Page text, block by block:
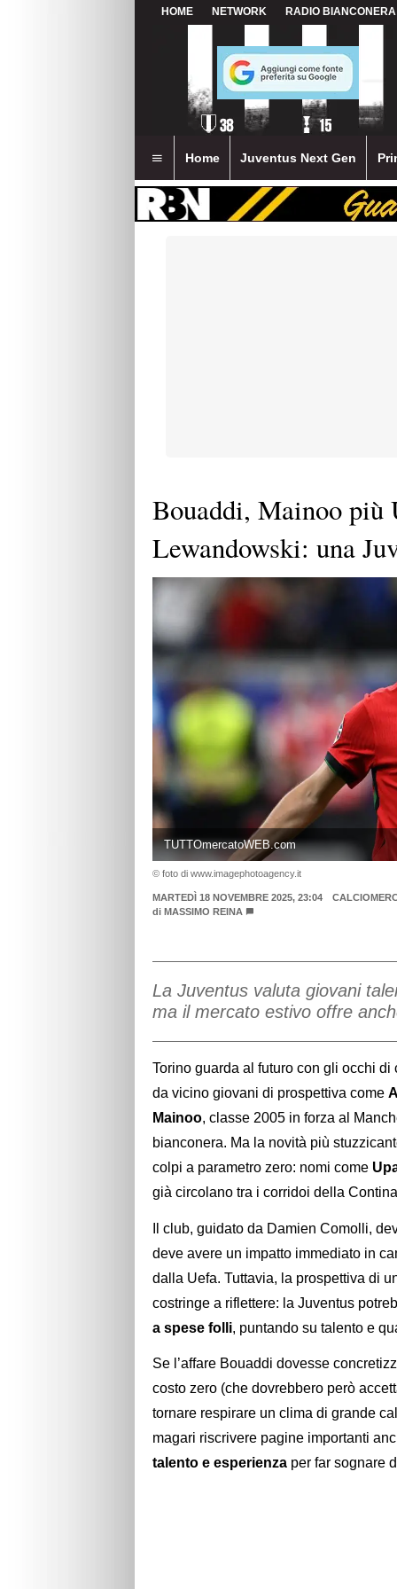
HOME NETWORK RADIO BIANCONERA
Home Juventus Next Gen
Bouaddi, Mainoo più
Lewandowski: una
TUTTOmercatoWEB.com
© foto di www.imagephotoagency.it
MARTEDÌ 18 NOVEMBRE 2025, 23:04
di MASSIMO REINA
La Juventus valuta giovani
ma il mercato estivo offre
Torino guarda al futuro con gli occhi
da vicino giovani di prospettiva come
Mainoo, classe 2005 in forza al
bianconera. Ma la novità più
colpi a parametro zero: nomi come
già circolano tra i corridoi della
Il club, guidato da Damien Comolli,
deve avere un impatto immediato in
dalla Uefa. Tuttavia, la prospettiva di
costringe a riflettere: la Juventus
a spese folli, puntando su talento e
Se l’affare Bouaddi dovesse
costo zero (che dovrebbero però
tornare respirare un clima di grande
magari riscrivere pagine importanti
talento e esperienza per far sognare